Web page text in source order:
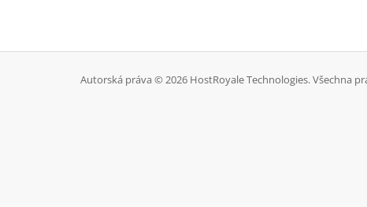
Autorská práva © 2026 HostRoyale Technologies. Všechna